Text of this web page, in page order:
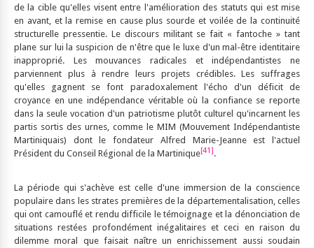
de la cible qu'elles visent entre l'amélioration des statuts qui est mise
en avant, et la remise en cause plus sourde et voilée de la continuité
structurelle pressentie. Le discours militant se fait « fantoche » tant
plane sur lui la suspicion de n'être que le luxe d'un mal-être identitaire
inapproprié. Les mouvances radicales et indépendantistes ne
parviennent plus à rendre leurs projets crédibles. Les suffrages
qu'elles gagnent se font paradoxalement l'écho d'un déficit de
croyance en une indépendance véritable où la confiance se reporte
dans la seule vocation d'un patriotisme plutôt culturel qu'incarnent les
partis sortis des urnes, comme le MIM (Mouvement Indépendantiste
Martiniquais) dont le fondateur Alfred Marie-Jeanne est l'actuel
Président du Conseil Régional de la Martinique[41].
La période qui s'achève est celle d'une immersion de la conscience
populaire dans les strates premières de la départementalisation, celles
qui ont camouflé et rendu difficile le témoignage et la dénonciation de
situations restées profondément inégalitaires et ceci en raison du
dilemme moral que faisait naître un enrichissement aussi soudain